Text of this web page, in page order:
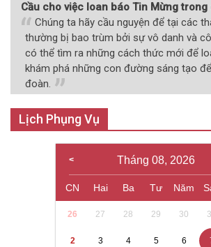
Cầu cho việc loan báo Tin Mừng
Chúng ta hãy cầu nguyện để tại các
thường bị bao trùm bởi sự vô danh và
có thể tìm ra những cách thức mới để
khám phá những con đường sáng tạo
đoàn.
Lịch Phụng Vụ
Tháng 08, 2026
CN Hai Ba Tư Năm
26 27 28 29 30
2 3 4 5 6